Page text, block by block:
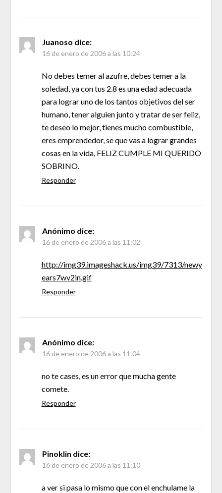
Juanoso dice:
16 de enero de 2006 a las 10:24
No debes temer al azufre, debes temer a la
soledad, ya con tus 2.8 es una edad adecuada
para lograr uno de los tantos objetivos del ser
humano, tener alguien junto y tratar de ser feliz,
te deseo lo mejor, tienes mucho combustible,
eres emprendedor, se que vas a lograr grandes
cosas en la vida, FELIZ CUMPLE MI QUERIDO
SOBRINO.
Responder
Anónimo dice:
16 de enero de 2006 a las 11:02
http://img39.imageshack.us/img39/7313/newy
ears7wv2in.gif
Responder
Anónimo dice:
16 de enero de 2006 a las 11:04
no te cases, es un error que mucha gente
comete.
Responder
Pinoklin dice:
16 de enero de 2006 a las 11:10
a ver si pasa lo mismo que con el enchulame la